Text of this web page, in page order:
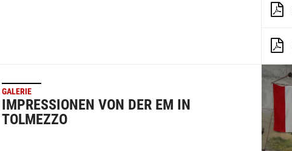
GALERIE
IMPRESSIONEN VON DER EM IN
TOLMEZZO